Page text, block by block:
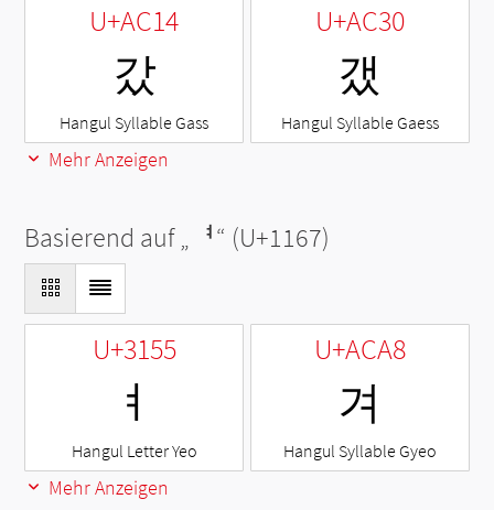
U+AC14
갔
Hangul Syllable Gass
U+AC30
갰
Hangul Syllable Gaess
Mehr Anzeigen
Basierend auf „ ᅧ“ (U+1167)
U+3155
ㅕ
Hangul Letter Yeo
U+ACA8
겨
Hangul Syllable Gyeo
Mehr Anzeigen